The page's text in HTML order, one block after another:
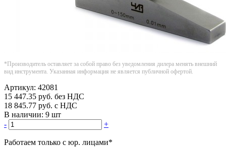
*Производитель оставляет за собой право без уведомления дилера менять внешний
вид инструмента. Указанная информация не является публичной офертой.
Артикул: 42081
15 447.35 руб. без НДС
18 845.77 руб. с НДС
В наличии: 9 шт
-
+
Работаем только с юр. лицами*